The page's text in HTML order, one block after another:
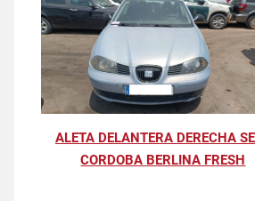
ALETA DELANTERA DERECHA
CORDOBA BERLINA FRESH